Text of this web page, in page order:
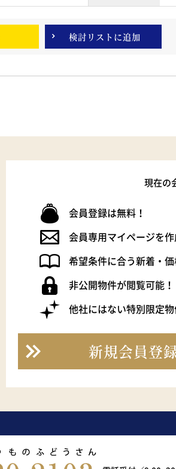
検討リスト に追加
現在の
会員登録は無料！
会員専用マイページを作
希望条件に合う新着・
非公開物件が閲覧可能！
他社にはない特別限定
新規会員登